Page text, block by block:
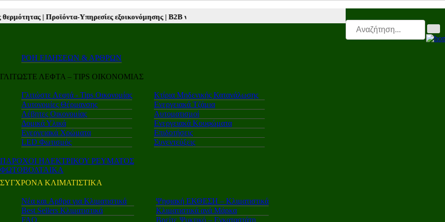
Υπηρεσίες εξοικονόμησης |Β2Β νέα |Autotriti.gr |Mototriti.gr |
ΡΟΗ ΕΙΔΗΣΕΩΝ & ΑΡΘΡΩΝ
ΓΛΙΤΩΣΤΕ ΛΕΦΤΑ – TIPS ΟΙΚΟΝΟΜΙΑΣ
Γλιτώστε Λεφτά - Tips Οικονομίας
Αυτονομίες Θέρμανσης
Λέβητες Οικονομίας
Δομικά Υλικά
Ενεργειακά Χρώματα
LED Φωτισμός
Κτίρια Μηδενικής Κατανάλωσης
Ενεργειακά Τζάμια
Αυτοματισμοί
Ενεργειακά Κουφώματα
Επιδοτήσεις
Συνεντεύξεις
ΠΑΡΟΧΟΙ ΗΛΕΚΤΡΙΚΟΥ ΡΕΥΜΑΤΟΣ
ΦΩΤΟΒΟΛΤΑΙΚΑ
ΣΥΓΧΡΟΝΑ ΚΛΙΜΑΤΙΣΤΙΚΑ
Νέα και Aρθρα για Κλιματιστικά
Best Sellers Κλιματιστικά
FAQ
Ψηφιακή ΕΚΘΕΣΗ – Κλιματιστικά
Κλιματιστικά ανά Μάρκα
Βρείτε Ψυκτικό – Εγκαταστάτη